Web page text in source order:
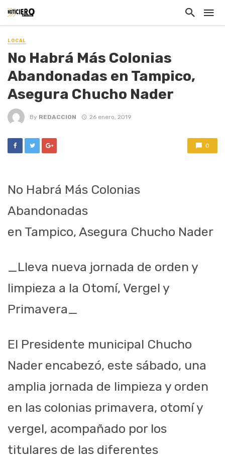
LOCAL
No Habrá Más Colonias
Abandonadas en Tampico,
Asegura Chucho Nader
By REDACCION 26 enero, 2019
0
No Habrá Más Colonias
Abandonadas
en Tampico, Asegura Chucho Nader
_Lleva nueva jornada de orden y
limpieza a la Otomí, Vergel y
Primavera_
El Presidente municipal Chucho
Nader encabezó, este sábado, una
amplia jornada de limpieza y orden
en las colonias primavera, otomí y
vergel, acompañado por los
titulares de las diferentes